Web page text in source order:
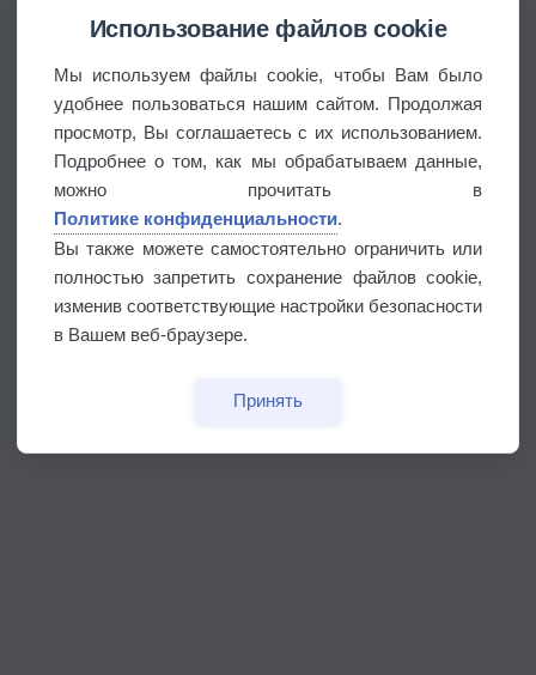
Использование файлов cookie
Мы используем файлы cookie, чтобы Вам было
удобнее пользоваться нашим сайтом. Продолжая
просмотр, Вы соглашаетесь с их использованием.
Подробнее о том, как мы обрабатываем данные,
можно прочитать в
Политике конфиденциальности.
Вы также можете самостоятельно ограничить или
полностью запретить сохранение файлов cookie,
изменив соответствующие настройки безопасности
в Вашем веб-браузере.
Принять